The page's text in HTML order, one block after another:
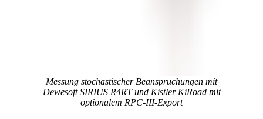
Messung stochastischer Beanspruchungen mit
Dewesoft SIRIUS R4RT und Kistler KiRoad mit
optionalem RPC-III-Export